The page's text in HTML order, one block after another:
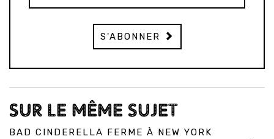
S'ABONNER
SUR LE MÊME SUJET
BAD CINDERELLA FERME À NEW YORK